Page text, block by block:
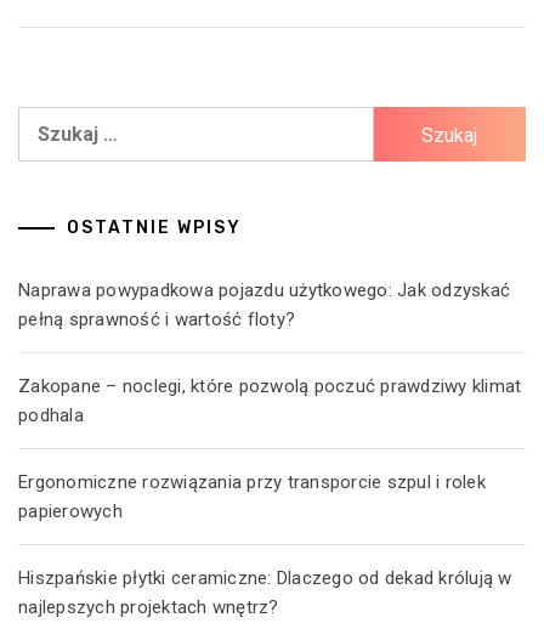
Szukaj:
OSTATNIE WPISY
Naprawa powypadkowa pojazdu użytkowego: Jak odzyskać
pełną sprawność i wartość floty?
Zakopane – noclegi, które pozwolą poczuć prawdziwy klimat
podhala
Ergonomiczne rozwiązania przy transporcie szpul i rolek
papierowych
Hiszpańskie płytki ceramiczne: Dlaczego od dekad królują w
najlepszych projektach wnętrz?